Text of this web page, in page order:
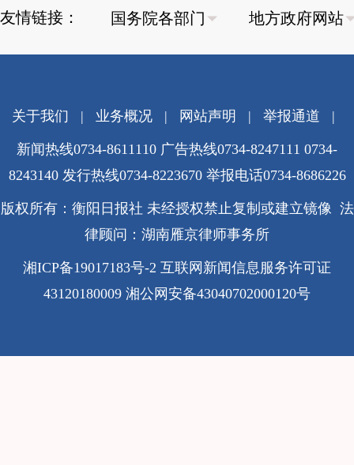
友情链接：
关于我们 | 业务概况| 网站声明 | 举报通道 |
新闻热线0734-8611110 广告热线0734-8247111 0734-
8243140 发行热线0734-8223670 举报电话0734-8686226
版权所有：衡阳日报社 未经授权禁止复制或建立镜像 法
律顾问：湖南雁京律师事务所
湘ICP备19017183号-2 互联网新闻信息服务许可证
43120180009 湘公网安备43040702000120号